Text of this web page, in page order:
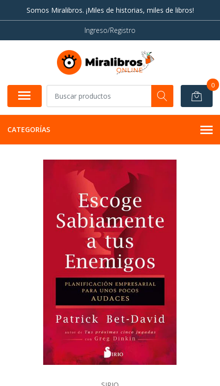
Somos Miralibros. ¡Miles de historias, miles de libros!
Ingreso/Registro
0
CATEGORÍAS